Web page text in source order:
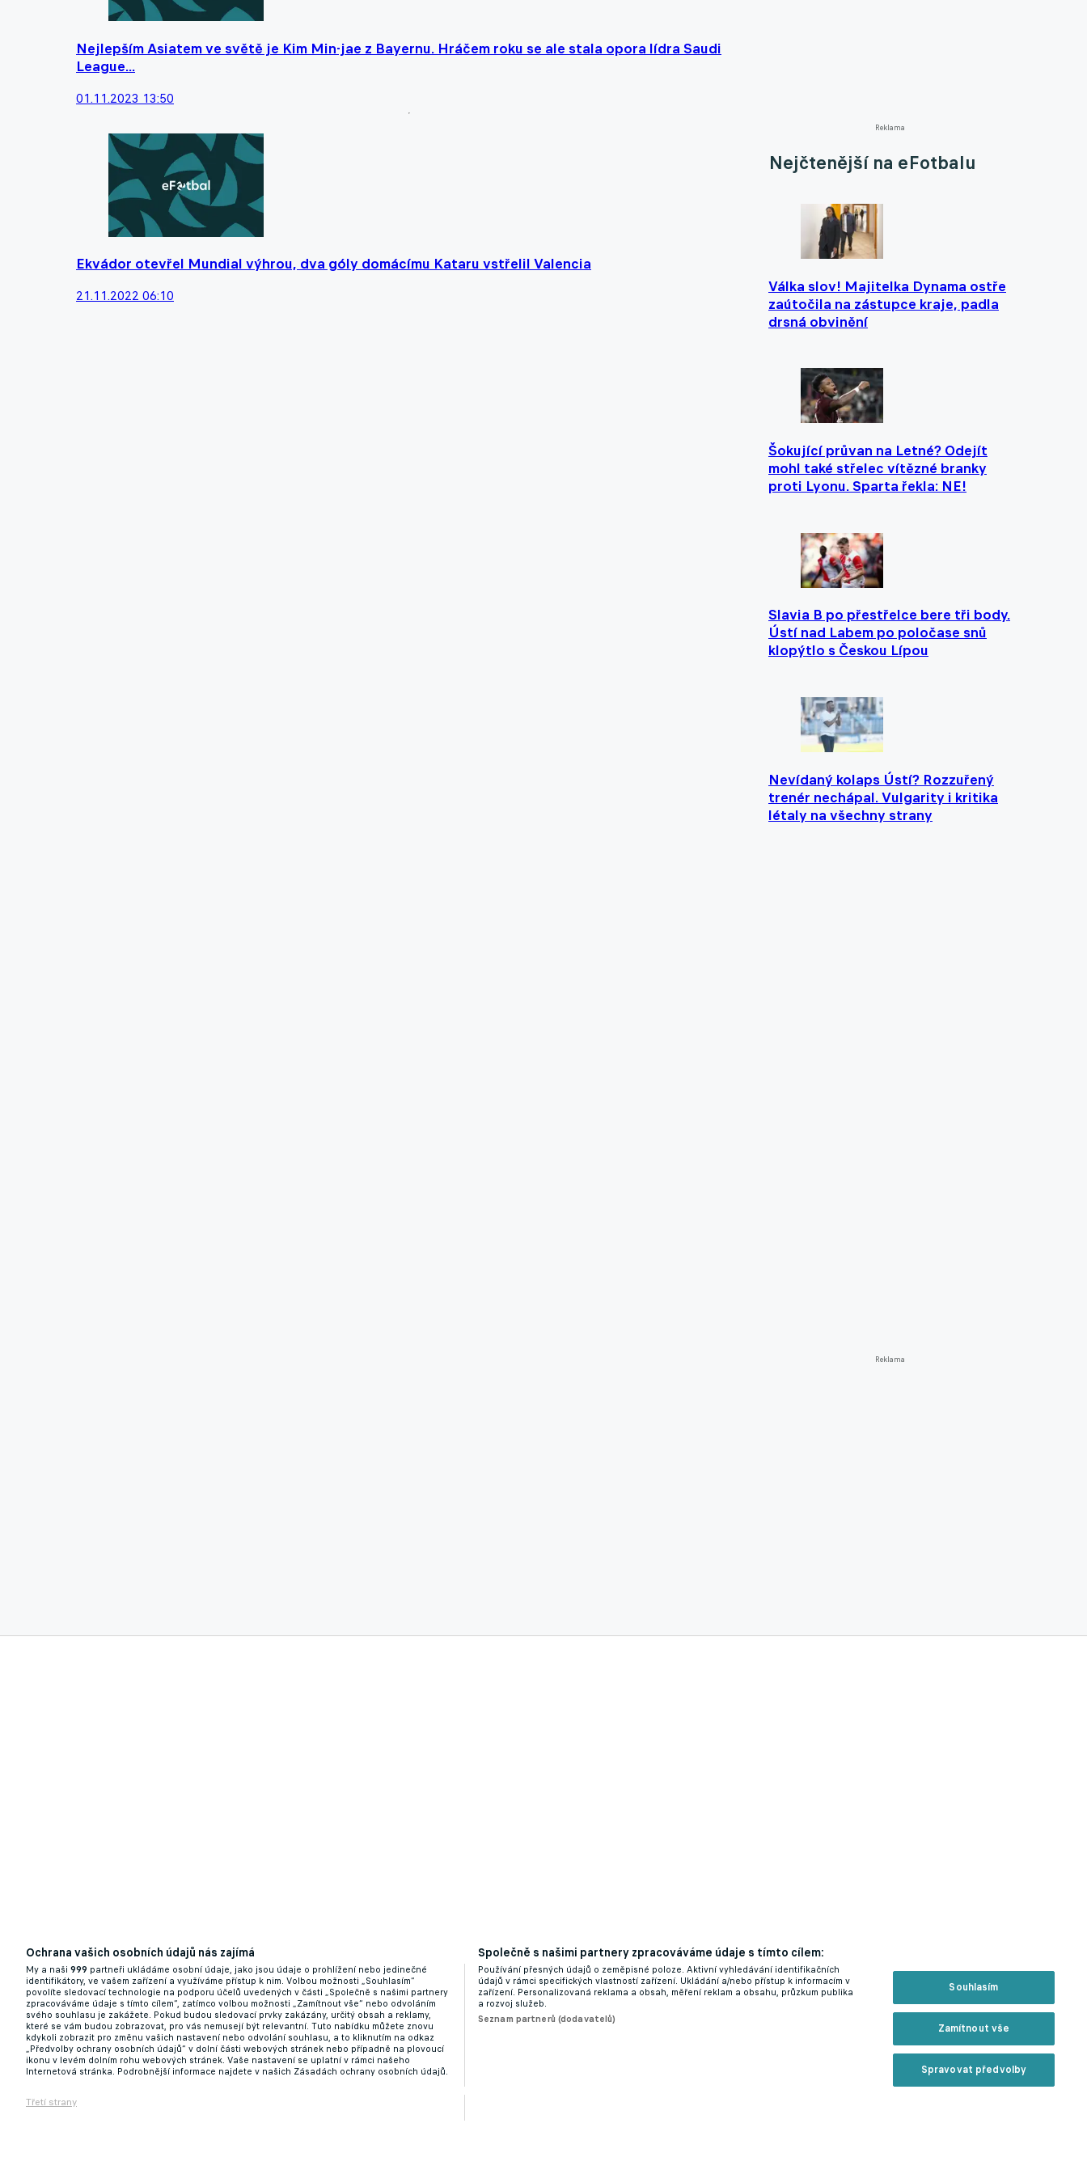
Nejlepším Asiatem ve světě je Kim Min-jae z Bayernu. Hráčem roku se ale stala opora lídra Saudi
League...
01.11.2023 13:50
Ekvádor otevřel Mundial výhrou, dva góly domácímu Kataru vstřelil Valencia
21.11.2022 06:10
Reklama
Nejčtenější na eFotbalu
Válka slov! Majitelka Dynama ostře
zaútočila na zástupce kraje, padla
drsná obvinění
Šokující průvan na Letné? Odejít
mohl také střelec vítězné branky
proti Lyonu. Sparta řekla: NE!
Slavia B po přestřelce bere tři body.
Ústí nad Labem po poločase snů
klopýtlo s Českou Lípou
Nevídaný kolaps Ústí? Rozzuřený
trenér nechápal. Vulgarity i kritika
létaly na všechny strany
Reklama
Ochrana vašich osobních údajů nás zajímá
My a naši 999 partneři ukládáme osobní údaje, jako jsou údaje o prohlížení nebo jedinečné
identifikátory, ve vašem zařízení a využíváme přístup k nim. Volbou možnosti „Souhlasím“
povolíte sledovací technologie na podporu účelů uvedených v části „Společně s našimi partnery
zpracováváme údaje s tímto cílem“, zatímco volbou možnosti „Zamítnout vše“ nebo odvoláním
svého souhlasu je zakážete. Pokud budou sledovací prvky zakázány, určitý obsah a reklamy,
které se vám budou zobrazovat, pro vás nemusejí být relevantní. Tuto nabídku můžete znovu
kdykoli zobrazit pro změnu vašich nastavení nebo odvolání souhlasu, a to kliknutím na odkaz
„Předvolby ochrany osobních údajů“ v dolní části webových stránek nebo případně na plovoucí
ikonu v levém dolním rohu webových stránek. Vaše nastavení se uplatní v rámci našeho
Internetová stránka. Podrobnější informace najdete v našich Zásadách ochrany osobních údajů.
Třetí strany
Společně s našimi partnery zpracováváme údaje s tímto cílem:
Používání přesných údajů o zeměpisné poloze. Aktivní vyhledávání identifikačních
údajů v rámci specifických vlastností zařízení. Ukládání a/nebo přístup k informacím v
zařízení. Personalizovaná reklama a obsah, měření reklam a obsahu, průzkum publika
a rozvoj služeb.
Seznam partnerů (dodavatelů)
Souhlasím
Zamítnout vše
Spravovat předvolby